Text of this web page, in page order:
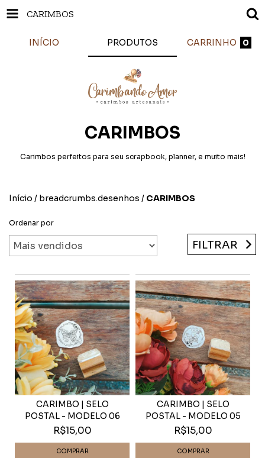
CARIMBOS
INÍCIO PRODUTOS CARRINHO 0
CARIMBOS
Carimbos perfeitos para seu scrapbook, planner, e muito mais!
Início / breadcrumbs.desenhos / CARIMBOS
Ordenar por
FILTRAR
CARIMBO | SELO
POSTAL - MODELO 06
R$15,00
CARIMBO | SELO
POSTAL - MODELO 05
R$15,00